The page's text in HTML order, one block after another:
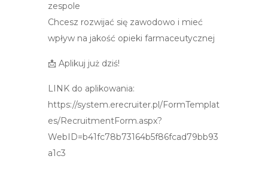
zespole
Chcesz rozwijać się zawodowo i mieć
wpływ na jakość opieki farmaceutycznej
📩 Aplikuj już dziś!
LINK do aplikowania:
https://system.erecruiter.pl/FormTemplat
es/RecruitmentForm.aspx?
WebID=b41fc78b73164b5f86fcad79bb93
a1c3